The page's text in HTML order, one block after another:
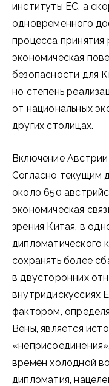
институты ЕС, а
одновременного
процесса принятия
экономическая
безопасности для
но степень
от национальных
других столицах.
Включение
Согласно текущим
около 650
экономическая
зрения Китая, в
дипломатического
сохранять более
в двусторонних
внутридискуссиях
фактором,
Вены, является
времён холодной
дипломатия,